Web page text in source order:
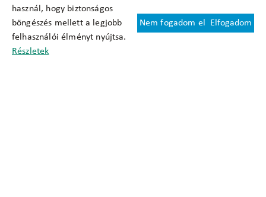
használ, hogy biztonságos
böngészés mellett a legjobb
felhasználói élményt nyújtsa.
Részletek
Nem fogadom el Elfogadom
Felhasználási feltételek